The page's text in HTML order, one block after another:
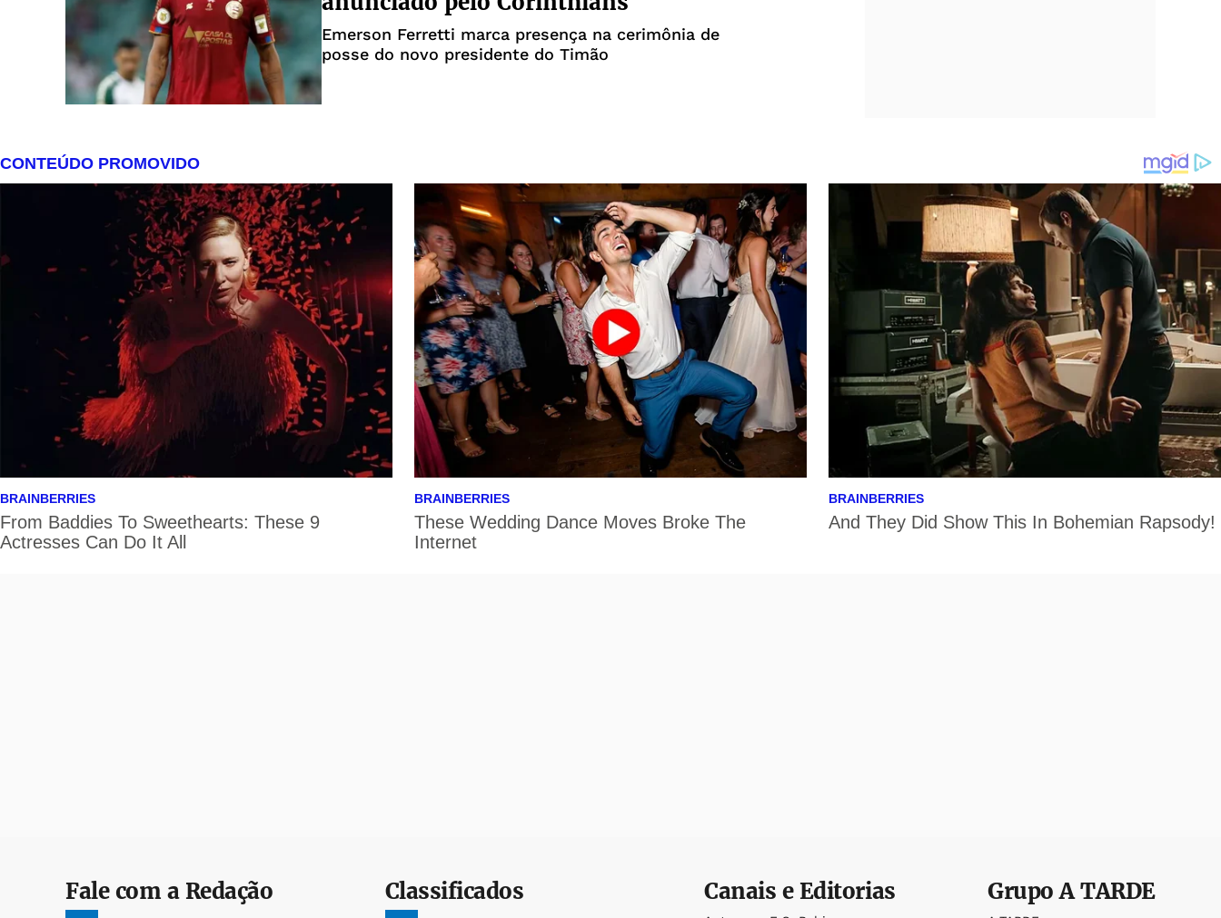
Emerson Ferretti marca presença na cerimônia de
posse do novo presidente do Timão
Fale com a Redação Classificados Canais e Editorias GrupoA TARDE